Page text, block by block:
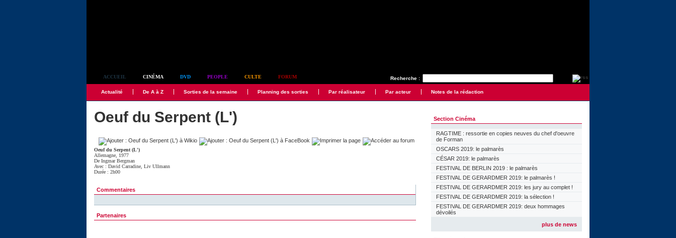
Recherche :
ACCUEIL CINÉMA DVD PEOPLE CULTE FORUM
Actualité De A à Z Sorties de la semaine Planning des sorties Par réalisateur Par acteur Notes de la rédaction
Oeuf du Serpent (L')
Oeuf du Serpent (L')
Allemagne, 1977
De Ingmar Bergman
Avec : David Carradine Liv Ullmann
Durée : 2h00
Commentaires
Partenaires
Section Cinéma
RAGTIME : ressortie en copies neuves du chef d'oeuvre
de Forman
OSCARS 2019: le palmarès
CÉSAR 2019: le palmarès
FESTIVAL DE BERLIN 2019 : le palmarès
FESTIVAL DE GERARDMER 2019: le palmarès !
FESTIVAL DE GERARDMER 2019: les jury au complet !
FESTIVAL DE GERARDMER 2019: la sélection !
FESTIVAL DE GERARDMER 2019: deux hommages
dévoilés
plus de news